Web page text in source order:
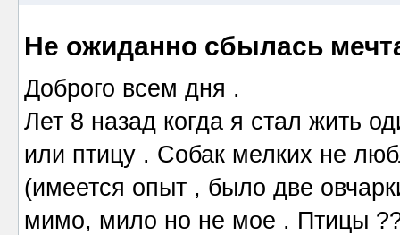
Не ожиданно сбылась
Доброго всем дня .
Лет 8 назад когда я стал жить
или птицу . Собак мелких не
(имеется опыт , было две
мимо, мило но не мое . Птицы